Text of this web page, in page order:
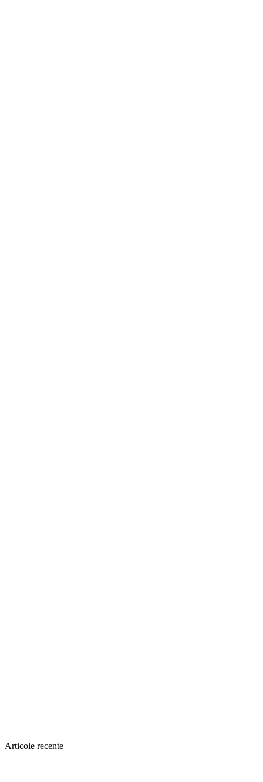
Articole recente